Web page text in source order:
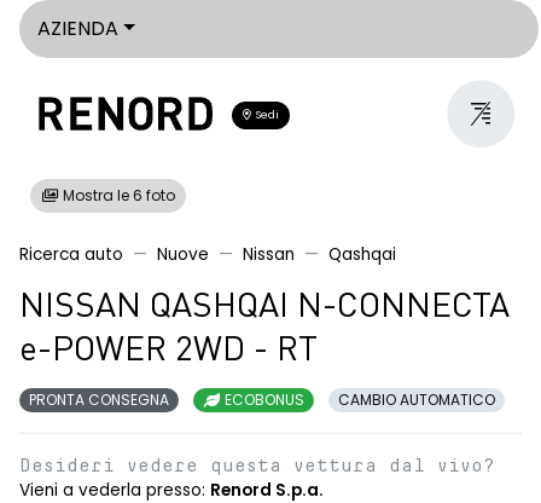
AZIENDA
Sedi
Mostra le 6 foto
Ricerca auto Nuove Nissan Qashqai
NISSAN QASHQAI N-CONNECTA
e-POWER 2WD - RT
PRONTA CONSEGNA ECOBONUS CAMBIO AUTOMATICO
Desideri vedere questa vettura dal vivo?
Vieni a vederla presso: Renord S.p.a.